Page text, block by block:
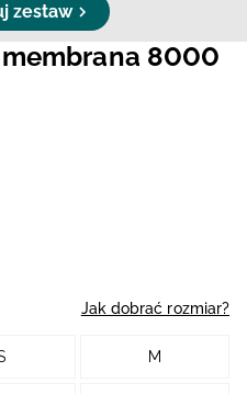
zestaw
8000
Jak dobrać rozmiar?
M